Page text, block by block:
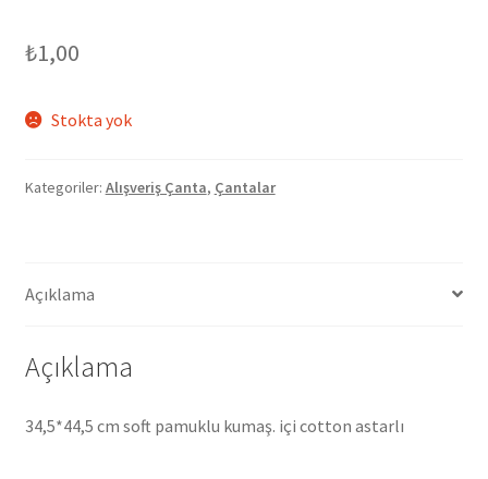
₺1,00
Stokta yok
Kategoriler: Alışveriş Çanta, Çantalar
Açıklama
Açıklama
34,5*44,5 cm soft pamuklu kumaş. içi cotton astarlı